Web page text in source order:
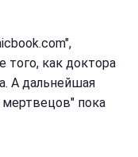
того, как доктора
А дальнейшая
мертвецов" пока